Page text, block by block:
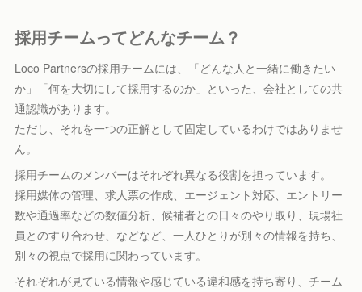
採用チームってどんなチーム？
Loco Partnersの採用チームには、「どんな人と一緒に働きたい
か」「何を大切にして採用するのか」といった、会社としての共
通認識があります。
ただし、それを一つの正解として固定しているわけではありませ
ん。
採用チームのメンバーはそれぞれ異なる役割を担っています。
採用媒体の管理、求人票の作成、エージェント対応、エントリー
数や通過率などの数値分析、候補者との日々のやり取り、現場社
員とのすり合わせ、などなど、一人ひとりが別々の情報を持ち、
別々の視点で採用に関わっています。
それぞれが見ている情報や感じている違和感を持ち寄り、チーム